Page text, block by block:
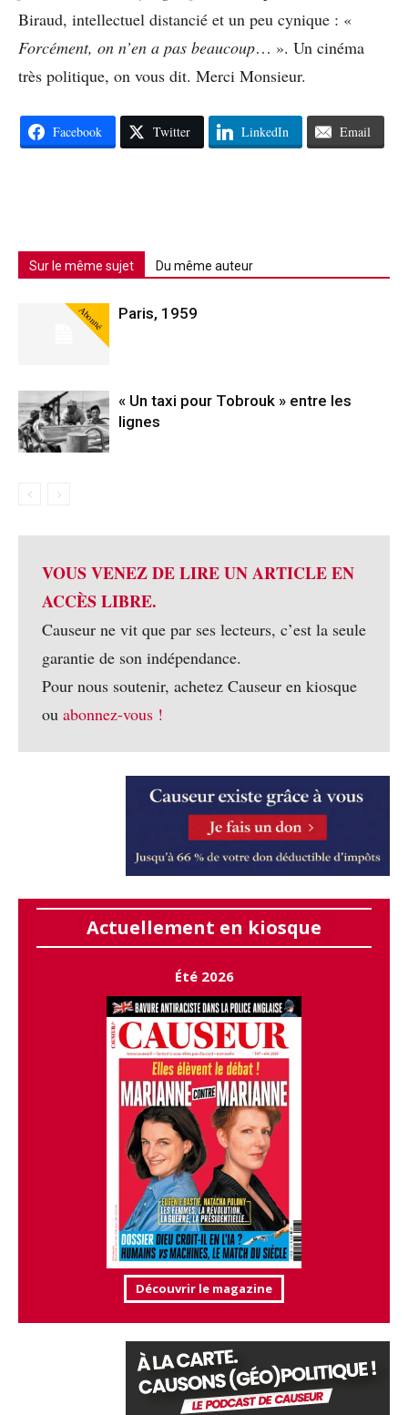
Biraud, intellectuel distancié et un peu cynique : «
Forcément, on n’en a pas beaucoup… ». Un cinéma
très politique, on vous dit. Merci Monsieur.
Facebook Twitter LinkedIn Email
Sur le même sujet Du même auteur
Abonné Paris, 1959
« Un taxi pour Tobrouk » entre les
lignes
VOUS VENEZ DE LIRE UN ARTICLE EN
ACCÈS LIBRE.
Causeur ne vit que par ses lecteurs, c’est la seule
garantie de son indépendance.
Pour nous soutenir, achetez Causeur en kiosque
ou abonnez-vous !
Actuellement en kiosque
Été 2026
Découvrir le magazine